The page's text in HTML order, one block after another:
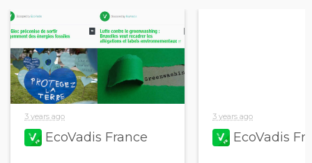
3 years ago
EcoVadis France
3 years ago
EcoVadis